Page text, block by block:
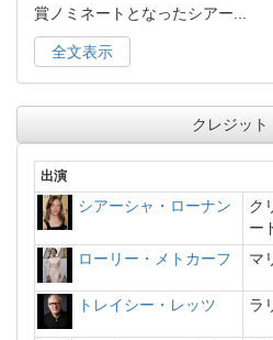
賞ノミネートとなったシアー
全文表示
クレジット
出演
シアーシャ・ローナン
ク
ー
ローリー・メトカーフ
マ
トレイシー・レッツ ラ